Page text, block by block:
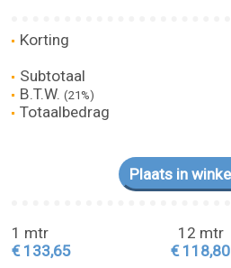
Korting
Subtotaal
B.T.W.(21%)
Totaalbedrag
1 mtr
€ 133,65
12 mtr
€ 118,80